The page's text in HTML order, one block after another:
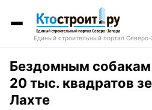
Единый строительный портал Северо-
Бездомным собакам
20 тыс. квадратов
Лахте